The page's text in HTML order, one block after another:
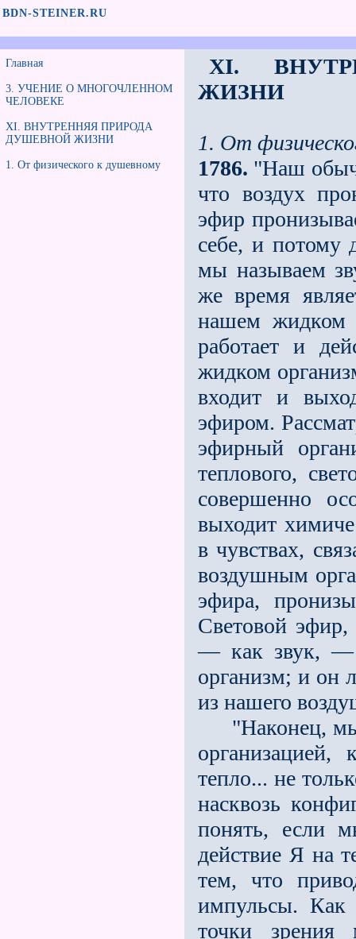
BDN-STEINER.RU
Главная
3. УЧЕНИЕ О МНОГОЧЛЕННОМ
ЧЕЛОВЕКЕ
XI. ВНУТРЕННЯЯ ПРИРОДА
ДУШЕВНОЙ ЖИЗНИ
1. От физического к душевному
XI.
ЖИЗНИ
1. От
1786. "Наш
что воздух
эфир
себе, и потому
мы называем
же время
нашем жидком
работает и
жидком
входит и
эфиром.
эфирный
теплового,
совершенно
выходит
в чувствах,
воздушным
эфира,
Световой эфир,
— как звук, —
организм; и он
из нашего
"Наконец, мы
тепло... не
насквозь
понять, если
действие Я на
тем, что
импульсы. Как
точки зрения